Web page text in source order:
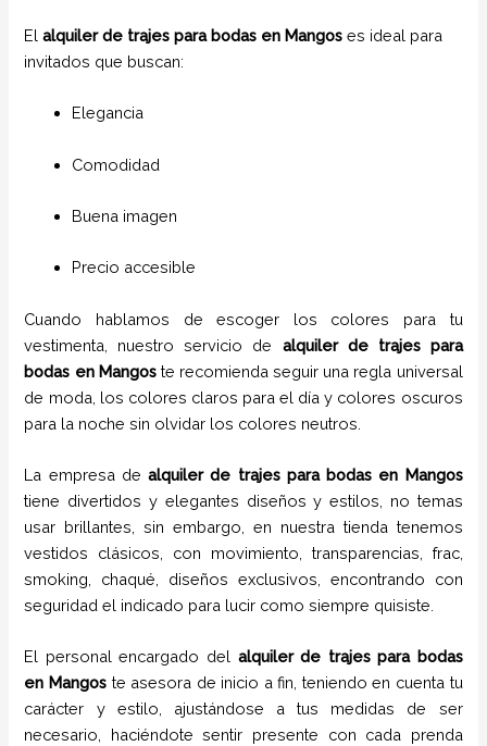
Elalquiler de trajes para bodas en Mangos es ideal para
invitados que buscan:
Elegancia
Comodidad
Buena imagen
Precio accesible
Cuando hablamos de escoger los colores para tu
vestimenta, nuestro servicio de alquiler de trajes para
bodas en Mangoste recomienda seguir una regla universal
de moda, los colores claros para el día y colores oscuros
para la noche sin olvidar los colores neutros.
La empresa dealquiler de trajes para bodas en Mangos
tiene divertidos y elegantes diseños y estilos,
no temas
usar brillantes, sin embargo, en nuestra tienda tenemos
vestidos clásicos, con movimiento, transparencias, frac,
smoking, chaqué, diseños exclusivos, encontrando con
seguridad el indicado para lucir como siempre quisiste.
El personal encargado del alquiler de trajes para bodas
enMangos te asesora de inicio a fin, teniendo en cuenta tu
carácter y estilo, ajustándose a tus medidas de ser
necesario, haciéndote sentir presente con cada prenda